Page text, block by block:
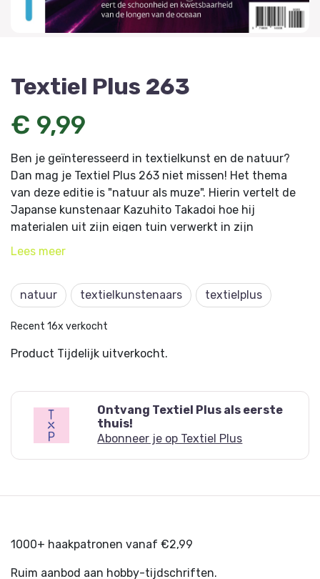
Textiel Plus 263
€ 9,99
Ben je geïnteresseerd in textielkunst en de natuur?
Dan mag je Textiel Plus 263 niet missen! Het thema
van deze editie is "natuur als muze". Hierin vertelt de
Japanse kunstenaar Kazuhito Takadoi hoe hij
materialen uit zijn eigen tuin verwerkt in zijn
kunstwerken. Ook de Franse Aude Bourgine legt uit
een modeshow voor de schildpad wil maken. Daarnaast
inspireert tot hun creaties.
Deze uitgave is onderdeel van het abonnement op
Lees meer
natuur textielkunstenaars textielplus
Recent 16x verkocht
Product Tijdelijk uitverkocht.
Ontvang Textiel Plus als eerste
thuis!
Abonneer je op Textiel Plus
1000+ haakpatronen vanaf €2,99
Ruim aanbod aan hobby-tijdschriften.